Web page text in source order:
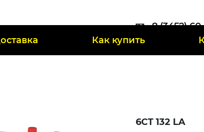
8 (3452)
47
Как купить
6СТ 132 LA